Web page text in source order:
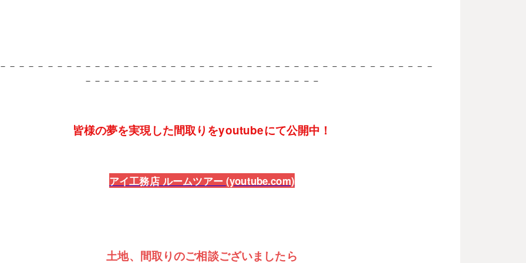
－－－－－－－－－－－－－－－－－－－－－－－－－－－－－－－－－－－－－－－－－－－－－
－－－－－－－－－－－－－－－－－－－－－－－－－
皆様の夢を実現した間取りをyoutubeにて公開中！
アイ工務店 ルームツアー (youtube.com)
土地、間取りのご相談ございましたら